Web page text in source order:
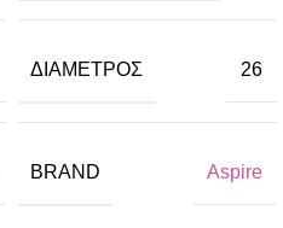
ΔΙΆΜΕΤΡΟΣ 26
BRAND Aspire